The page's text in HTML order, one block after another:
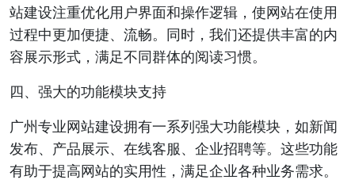
站建设注重优化用户界面和操作逻辑，使网站在使用
过程中更加便捷、流畅。同时，我们还提供丰富的内
容展示形式，满足不同群体的阅读习惯。
四、强大的功能模块支持
广州专业网站建设拥有一系列强大功能模块，如新闻
发布、产品展示、在线客服、企业招聘等。这些功能
有助于提高网站的实用性，满足企业各种业务需求。